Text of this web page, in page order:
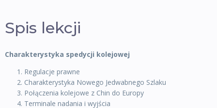
Spis lekcji
Charakterystyka spedycji kolejowej
Regulacje prawne
Charakterystyka Nowego Jedwabnego Szlaku
Połączenia kolejowe z Chin do Europy
Terminale nadania i wyjścia